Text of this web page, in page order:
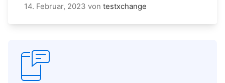
14. Februar, 2023 von testxchange